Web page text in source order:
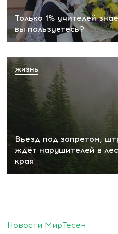
Только 1% учителей
вы пользуетесь?
Въезд под запретом,
ждёт нарушителей в
края
ЖИЗНЬ
Новости МирТесен